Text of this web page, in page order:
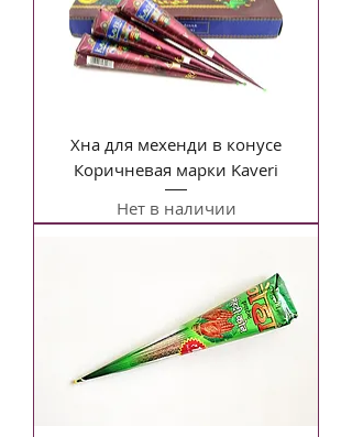
Хна для мехенди в конусе
Коричневая марки Kaveri
Нет в наличии